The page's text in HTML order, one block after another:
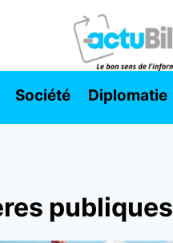
Société Diplomatie
publiques